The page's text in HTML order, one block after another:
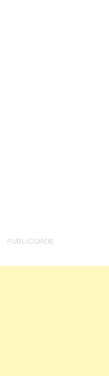
PUBLICIDADE